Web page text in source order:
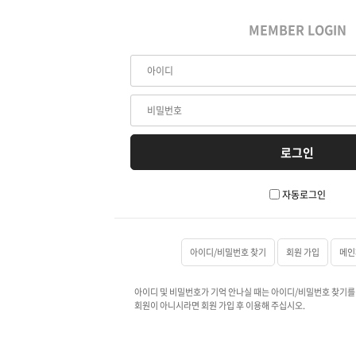
MEMBER LOGIN
자동로그인
아이디/비밀번호 찾기 회원 가입 메
아이디 및 비밀번호가 기억 안나실 때는 아이디/비밀번호 찾기
회원이 아니시라면 회원 가입 후 이용해 주십시오.